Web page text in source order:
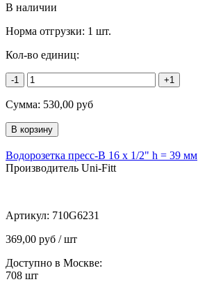
В наличии
Норма отгрузки: 1 шт.
Кол-во единиц:
-1 +1
Сумма: 530,00 руб
Водорозетка пресс-В 16 х 1/2" h = 39 мм
Производитель Uni-Fitt
Артикул: 710G6231
369,00 руб / шт
Доступно в Москве:
708 шт